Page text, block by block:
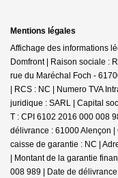
Mentions légales
Affichage des informations
Domfront | Raison sociale :
rue du Maréchal Foch -
| RCS : NC | Numero TVA
juridique : SARL | Capital
T : CPI 6102 2016 000 008
délivrance : 61000 Alençon |
caisse de garantie : NC |
| Montant de la garantie
008 989 | Date de